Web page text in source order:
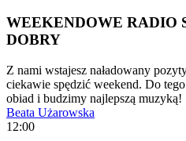
WEEKENDOWE RADIO
DOBRY
Z nami wstajesz naładowany
ciekawie spędzić weekend. Do
obiad i budzimy najlepszą muzyką!
Beata Użarowska
12:00